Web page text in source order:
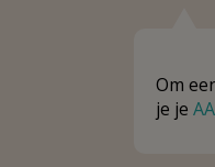
Om
je je